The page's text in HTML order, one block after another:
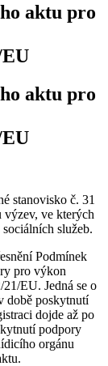
aktu pro
aktu pro
stanovisko č. 31
výzev, ve kterých
služeb.
Podmínek
pro výkon
EU. Jedná se o
době poskytnutí
dojde až po
podpory
orgánu